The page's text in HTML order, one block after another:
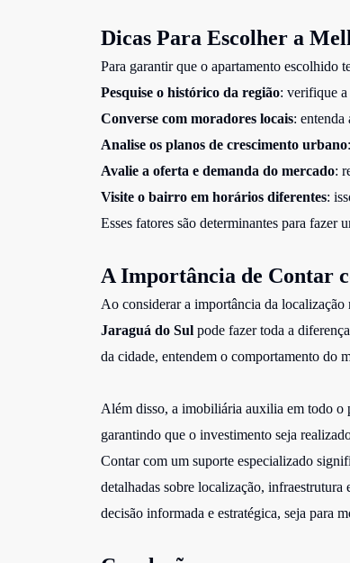
Dicas Para Escolher a
Para garantir que o apartamento escolhido
Pesquise o histórico da região: verifique
Converse com moradores locais: entenda
Analise os planos de crescimento urbano
Avalie a oferta e demanda do mercado:
Visite o bairro em horários diferentes:
Esses fatores são determinantes para
A Importância de Contar
Ao considerar a importância da
Jaraguá do Sul pode fazer toda a
da cidade, entendem o comportamento do
Além disso, a imobiliária auxilia em todo o
garantindo que o investimento seja
Contar com um suporte especializado
detalhadas sobre localização,
decisão informada e estratégica, seja para